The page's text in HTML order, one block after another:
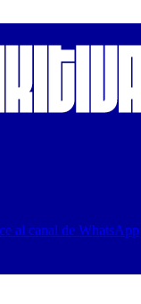
al canal de WhatsApp